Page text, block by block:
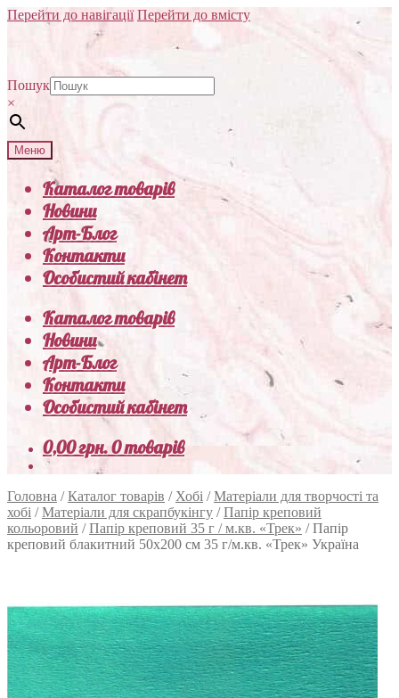
Перейти до навігації Перейти до вмісту
Пошук
×
Меню
Каталог товарів
Новини
Арт-Блог
Контакти
Особистий кабінет
Каталог товарів
Новини
Арт-Блог
Контакти
Особистий кабінет
0,00грн.0 товарів
Головна /Каталог товарів / Хобі /Матеріали для творчості та
хобі /Матеріали для скрапбукінгу /Папір креповий
кольоровий /Папір креповий 35 г / м.кв. «Трек» /Папір
креповий блакитний 50х200 см 35 г/м.кв. «Трек» Україна